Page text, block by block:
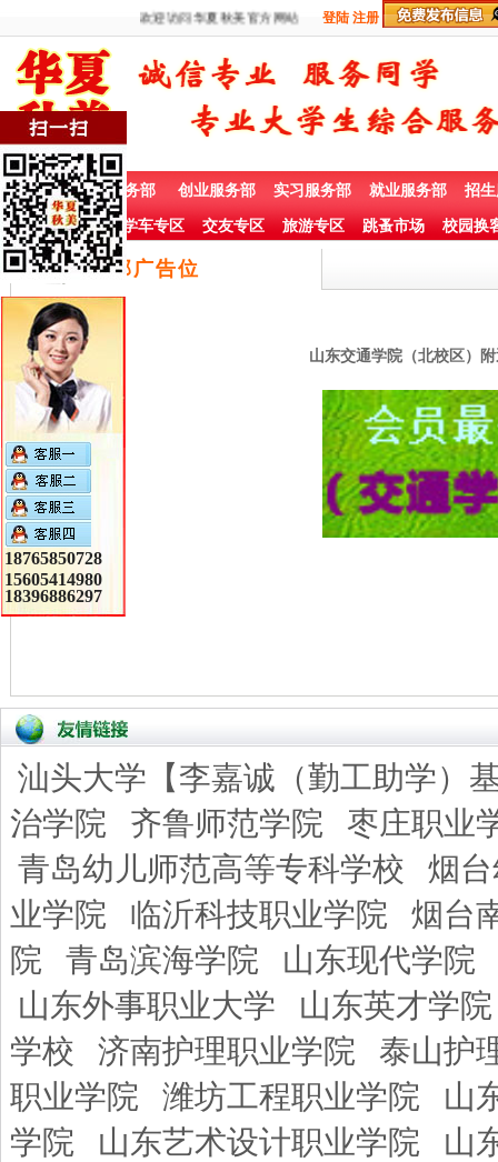
欢迎访问华夏秋美官方网站 登陆 注册
首 页 兼职服务部 创业服务部 实习服务部 就业服务部 招
社团赞助专栏 学车专区 交友专区 旅游专区 跳蚤市场 校园换
底部广告位
山东交通学院（北校区）
汕头大学【李嘉诚（勤工助学）
治学院
齐鲁师范学院
枣庄职业
青岛幼儿师范高等专科学校
烟
业学院
临沂科技职业学院
烟台
院
青岛滨海学院
山东现代学院
山东外事职业大学
山东英才学院
学校
济南护理职业学院
泰山护
职业学院
潍坊工程职业学院
山
学院
山东艺术设计职业学院
山
18765850728
15605414980
18396886297